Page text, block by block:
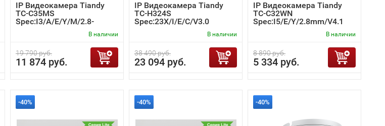
IP Видеокамера Tiandy
TC-C35MS
Spec:I3/A/E/Y/M/2.8-
В наличии
19 790 руб.
11 874 руб.
IP Видеокамера Tiandy
TC-H324S
Spec:23X/I/E/C/V3.0
В наличии
38 490 руб.
23 094 руб.
IP Видеокамера Tiandy
TC-C32WN
Spec:I5/E/Y/2.8mm/V4.1
В наличии
8 890 руб.
5 334 руб.
-40% -40% -40%